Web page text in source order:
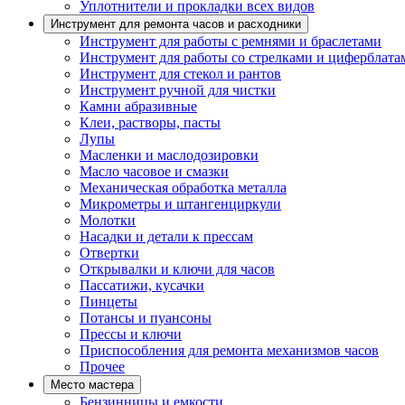
Уплотнители и прокладки всех видов
Инструмент для ремонта часов и расходники
Инструмент для работы с ремнями и браслетами
Инструмент для работы со стрелками и
Инструмент для стекол и рантов
Инструмент ручной для чистки
Камни абразивные
Клеи, растворы, пасты
Лупы
Масленки и маслодозировки
Масло часовое и смазки
Механическая обработка металла
Микрометры и штангенциркули
Молотки
Насадки и детали к прессам
Отвертки
Открывалки и ключи для часов
Пассатижи, кусачки
Пинцеты
Потансы и пуансоны
Прессы и ключи
Приспособления для ремонта механизмов часов
Прочее
Место мастера
Бензинницы и емкости